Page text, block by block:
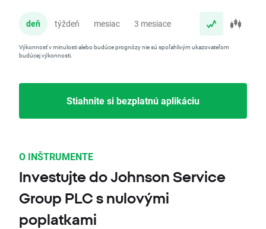
deň týždeň mesiac 3 mesiace
Výkonnosť v minulosti alebo budúce prognózy nie sú spoľahlivým ukazovateľom
budúcej výkonnosti.
Stiahnite si bezplatnú aplikáciu
O INŠTRUMENTE
Investujte do Johnson Service
Group PLC s nulovými
poplatkami